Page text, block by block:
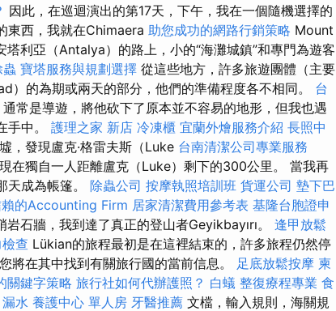
因此，在巡迴演出的第17天，下午，我在一個隨機選擇的
東西，我就在Chimaera 助您成功的網路行銷策略 Mount
塔利亞（Antalya）的路上，小的“海灘城鎮”和專門為遊客
蟲 寶塔服務與規劃選擇 從這些地方，許多旅遊團體（主要
）的為期或兩天的部分，他們的準備程度各不相同。 台
常是導遊，將他砍下了原本並不容易的地形，但我也遇
手中。 護理之家 新店 冷凍櫃 宜蘭外燴服務介紹 長照中
，發現盧克·格雷夫斯（Luke 台南清潔公司專業服務
在獨自一人距離盧克（Luke）剩下的300公里。 當我再
天成為帳篷。 除蟲公司 按摩執照培訓班 貨運公司 墊下巴
的Accounting Firm 居家清潔費用參考表 基隆台胞證申
石牆，我到達了真正的登山者Geyikbayırı。 逢甲放鬆
查 Lükian的旅程最初是在這裡結束的，許多旅程仍然停
將在其中找到有關旅行國的當前信息。 足底放鬆按摩 柬
關鍵字策略 旅行社如何代辦護照？ 白蟻 整復療程專業 食
水 養護中心 單人房 牙醫推薦 文檔，輸入規則，海關規